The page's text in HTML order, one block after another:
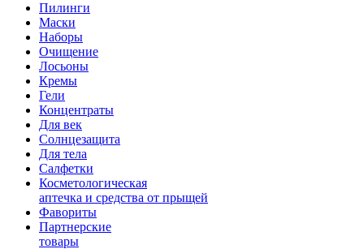
Пилинги
Маски
Наборы
Очищение
Лосьоны
Кремы
Гели
Концентраты
Для век
Солнцезащита
Для тела
Салфетки
Косметологическая
аптечка и средства от прыщей
Фавориты
Партнерские
товары